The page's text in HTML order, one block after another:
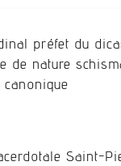
préfet du
de nature
Saint-